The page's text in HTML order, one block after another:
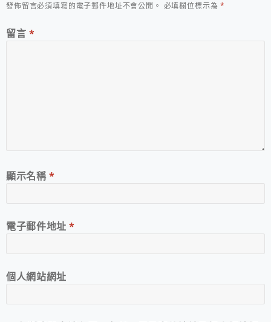
發佈留言必須填寫的電子郵件地址不會公開。 必填欄位標示為*
留言 *
顯示名稱*
電子郵件地址*
個人網站網址